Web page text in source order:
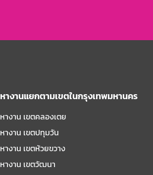
หางานแยกตามเขตในกรุงเทพมหานคร
หางาน เขตคลองเตย
หางาน เขตปทุมวัน
หางาน เขตห้วยขวาง
หางาน เขตวัฒนา